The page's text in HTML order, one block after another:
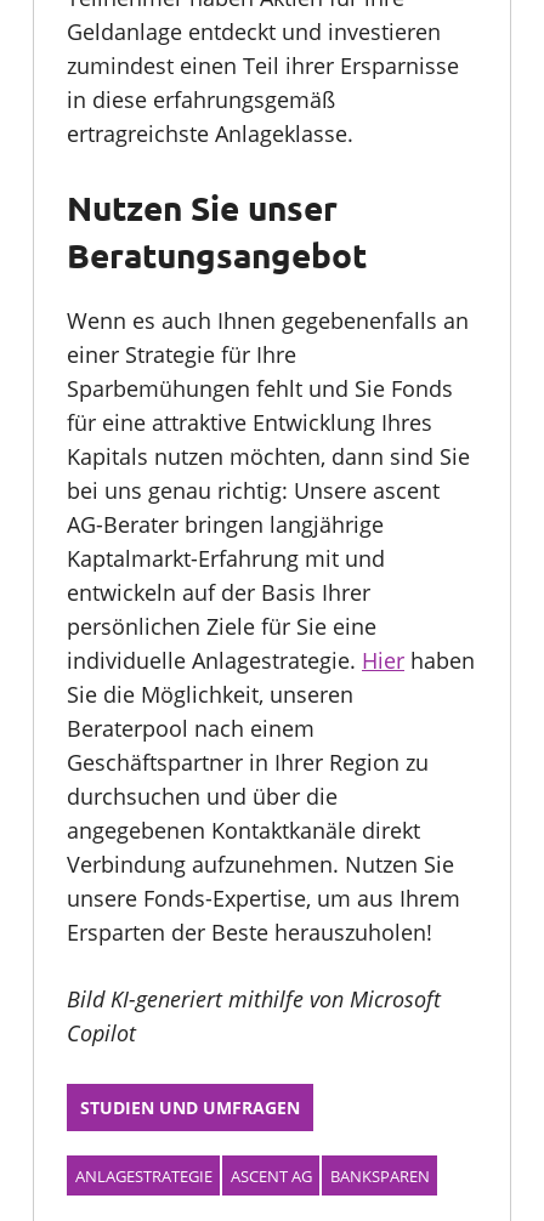
Geldanlage entdeckt und investieren
zumindest einen Teil ihrer Ersparnisse
in diese erfahrungsgemäß
ertragreichste Anlageklasse.
Nutzen Sie unser
Beratungsangebot
Wenn es auch Ihnen gegebenenfalls an
einer Strategie für Ihre
Sparbemühungen fehlt und Sie Fonds
für eine attraktive Entwicklung Ihres
Kapitals nutzen möchten, dann sind Sie
bei uns genau richtig: Unsere ascent
AG-Berater bringen langjährige
Kaptalmarkt-Erfahrung mit und
entwickeln auf der Basis Ihrer
persönlichen Ziele für Sie eine
individuelle Anlagestrategie. Hier haben
Sie die Möglichkeit, unseren
Beraterpool nach einem
Geschäftspartner in Ihrer Region zu
durchsuchen und über die
angegebenen Kontaktkanäle direkt
Verbindung aufzunehmen. Nutzen Sie
unsere Fonds-Expertise, um aus Ihrem
Ersparten der Beste herauszuholen!
Bild KI-generiert mithilfe von Microsoft
Copilot
STUDIEN UND UMFRAGEN
ANLAGESTRATEGIE ASCENT AG BANKSPAREN